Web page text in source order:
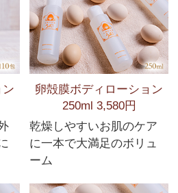
卵殻膜ボディローション
250ml 3,580円
乾燥しやすいお肌のケア
に一本で大満足のボリュ
ーム